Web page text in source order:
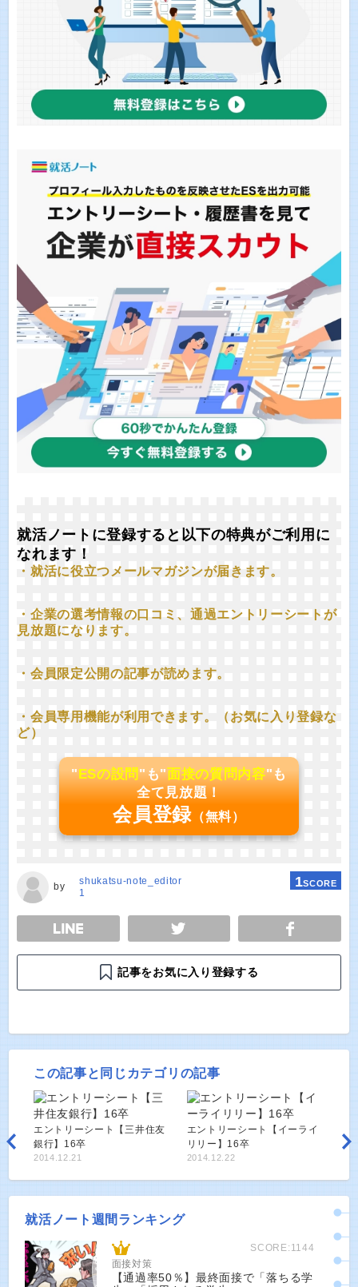
就活ノートに登録すると以下の特典がご利用に
なれます！
・就活に役立つメールマガジンが届きます。
・企業の選考情報の口コミ、通過エントリーシートが
見放題になります。
・会員限定公開の記事が読めます。
・会員専用機能が利用できます。（お気に入り登録な
ど）
"ESの設問"も"面接の質問内容"も
全て見放題！
会員登録 （無料）
by
shukatsu-note_editor
1
1SCORE
TWEET
記事をお気に入り登録する
この記事と同じカテゴリの記事
エントリーシート【三井住友
銀行】16卒
2014.12.21
エントリーシート【イーライ
リリー】16卒
2014.12.22
就活ノート週間ランキング
SCORE:1144
面接対策
【通過率50％】最終面接で「落ちる学